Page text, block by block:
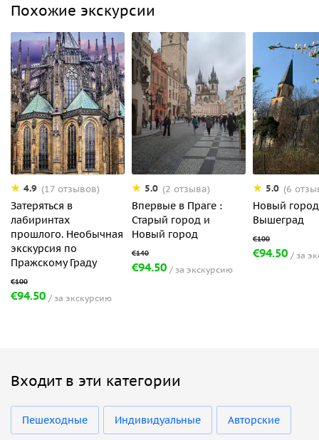
Похожие экскурсии
4.9 (17 отзывов)
Затеряться в
лабиринтах
прошлого. Необычная
экскурсия по
Пражскому Граду
€94.50 за экскурсию
5.0 (2 отзыва)
Впервые в Праге :
Старый город и
Новый город
€94.50 за экскурсию
5.0 (6
Новый
Вышеград
€94.50 за
Входит в эти категории
Пешеходные Индивидуальные Авторские